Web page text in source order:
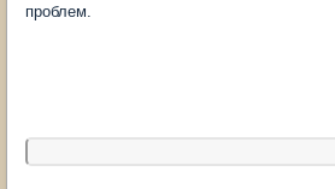
проблем.